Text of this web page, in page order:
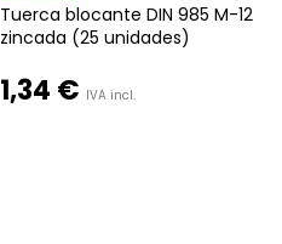
Tuerca blocante DIN 985 M-12
zincada (25 unidades)
1,34 € IVA incl.